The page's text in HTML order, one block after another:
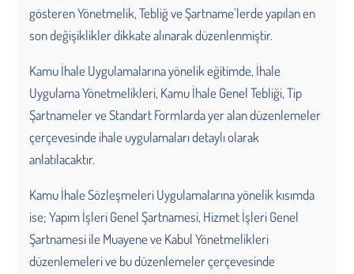
gösteren Yönetmelik, Tebliğ ve Şartname’lerde yapılan en
son değişiklikler dikkate alınarak düzenlenmiştir.
Kamu İhale Uygulamalarına yönelik eğitimde, İhale
Uygulama Yönetmelikleri, Kamu İhale Genel Tebliği, Tip
Şartnameler ve Standart Formlarda yer alan düzenlemeler
çerçevesinde ihale uygulamaları detaylı olarak
anlatılacaktır.
Kamu İhale Sözleşmeleri Uygulamalarına yönelik kısımda
ise; Yapım İşleri Genel Şartnamesi, Hizmet İşleri Genel
Şartnamesi ile Muayene ve Kabul Yönetmelikleri
düzenlemeleri ve bu düzenlemeler çerçevesinde